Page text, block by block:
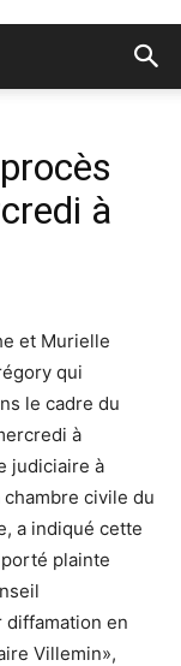
à
et Murielle
qui
le cadre du
à
judiciaire à
chambre civile du
a indiqué cette
plainte
diffamation en
Villemin»,